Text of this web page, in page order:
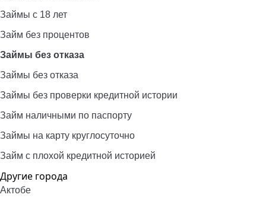
Займы с 18 лет
Займ без процентов
Займы без отказа
Займы без отказа
Займы без проверки кредитной истории
Займ наличными по паспорту
Займы на карту круглосуточно
Займ с плохой кредитной историей
Другие города
Актобе